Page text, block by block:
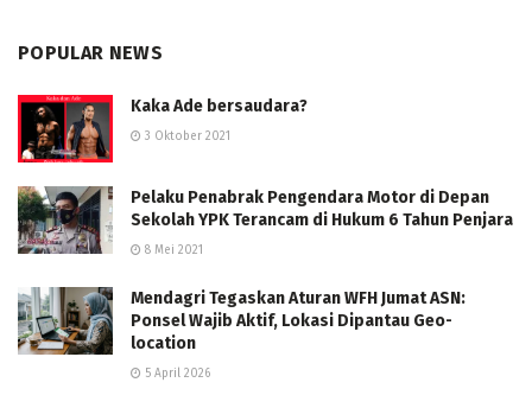
POPULAR NEWS
Kaka Ade bersaudara?
3 Oktober 2021
Pelaku Penabrak Pengendara Motor di Depan
Sekolah YPK Terancam di Hukum 6 Tahun Penjara
8 Mei 2021
Mendagri Tegaskan Aturan WFH Jumat ASN:
Ponsel Wajib Aktif, Lokasi Dipantau Geo-
location
5 April 2026